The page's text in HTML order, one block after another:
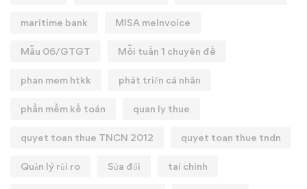
maritime bank MISA meInvoice
Mẫu 06/GTGT Mỗi tuần 1 chuyên đề
phan mem htkk phát triển cá nhân
phần mềm kế toán quan ly thue
quyet toan thue TNCN 2012 quyet toan thue tndn
Quản lý rủi ro Sửa đổi tai chinh